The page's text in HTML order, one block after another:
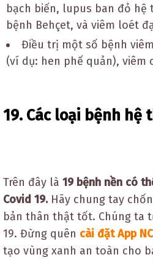
bạch biến, lupus ban đỏ hệ
bệnh Behçet, và viêm loét
Điều trị một số bệnh
(ví dụ: hen phế quản), viêm
19. Các loại bệnh hệ
Trên đây là 19 bệnh nền có
Covid 19. Hãy chung tay
bản thân thật tốt. Chúng ta
19. Đừng quên cài đặt App
tạo vùng xanh an toàn cho